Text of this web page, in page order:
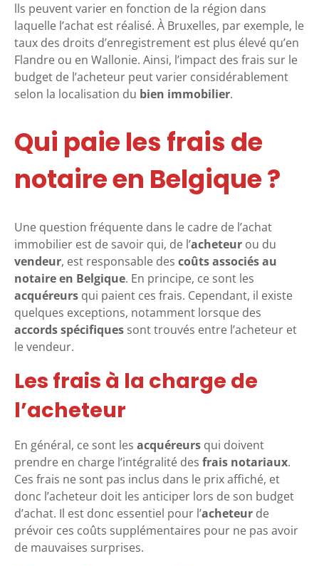
lls peuvent varier en fonction de la région dans
laquelle l’achat est réalisé. À Bruxelles, par exemple, le
taux des droits d’enregistrement est plus élevé qu’en
Flandre ou en Wallonie. Ainsi, l’impact des frais sur le
budget de l’acheteur peut varier considérablement
selon la localisation du bien immobilier.
Qui paie les frais de
notaire en Belgique ?
Une question fréquente dans le cadre de l’achat
immobilier est de savoir qui, de l’acheteur ou du
vendeur, est responsable des coûts associés au
notaire en Belgique. En principe, ce sont les
acquéreurs qui paient ces frais. Cependant, il existe
quelques exceptions, notamment lorsque des
accords spécifiques sont trouvés entre l’acheteur et
le vendeur.
Les frais à la charge de
l’acheteur
En général, ce sont les acquéreurs qui doivent
prendre en charge l’intégralité des frais notariaux.
Ces frais ne sont pas inclus dans le prix affiché, et
donc l’acheteur doit les anticiper lors de son budget
d’achat. Il est donc essentiel pour l’acheteur de
prévoir ces coûts supplémentaires pour ne pas avoir
de mauvaises surprises.